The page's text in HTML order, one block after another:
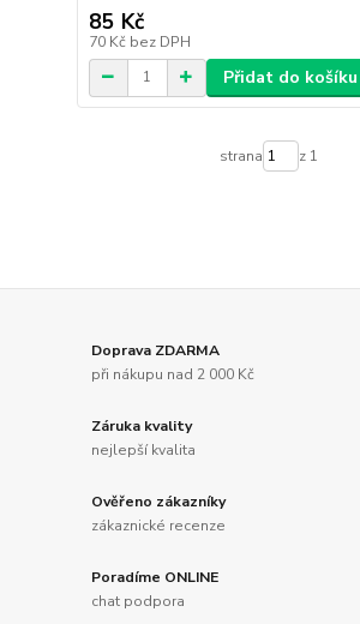
85 Kč
70 Kč bez DPH
Přidat do košíku
strana z 1
Doprava ZDARMA
při nákupu nad 2 000 Kč
Záruka kvality
nejlepší kvalita
Ověřeno zákazníky
zákaznické recenze
Poradíme ONLINE
chat podpora